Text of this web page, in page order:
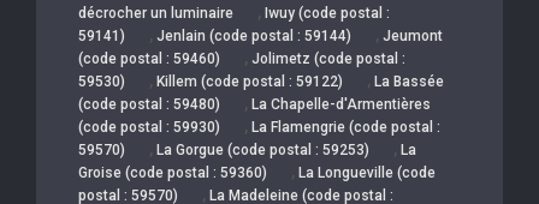
décrocher un luminaire
, Iwuy (code postal :
59141)
, Jenlain (code postal : 59144) , Jeumont
(code postal : 59460)
, Jolimetz (code postal :
59530)
, Killem (code postal : 59122) , La Bassée
(code postal : 59480)
, La Chapelle-d'Armentières
(code postal : 59930)
, La Flamengrie (code postal :
59570)
, La Gorgue (code postal : 59253) , La
Groise (code postal : 59360)
, La Longueville (code
postal : 59570)
, La Madeleine (code postal :